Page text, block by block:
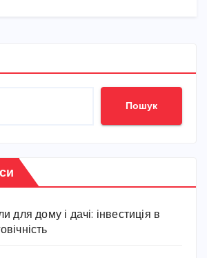
Пошук
для дому і дачі: інвестиція в